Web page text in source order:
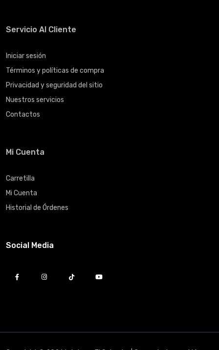
Servicio Al Cliente
Iniciar sesión
Términos y políticas de compra
Privacidad y seguridad del sitio
Nuestros servicios
Contactos
Mi Cuenta
Carretilla
Mi Cuenta
Historial de Órdenes
Social Media